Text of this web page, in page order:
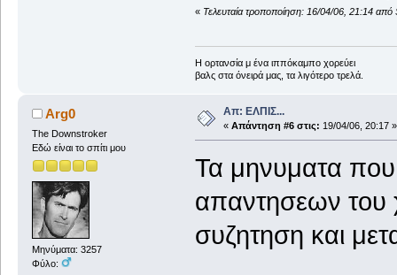
« Τελευταία τροποποίηση: 16/04/06, 21:14 από
Η ορτανσία μ ένα ιππόκαμπο χορεύει
βαλς στα όνειρά μας, τα λιγότερο τρελά.
Arg0
The Downstroker
Εδώ είναι το σπίτι μου
Μηνύματα: 3257
Φύλο:
Απ: ΕΛΠΙΣ...
« Απάντηση #6 στις: 19/04/06, 20:17 »
Τα μηνυματα
απαντησεων
συζητηση και